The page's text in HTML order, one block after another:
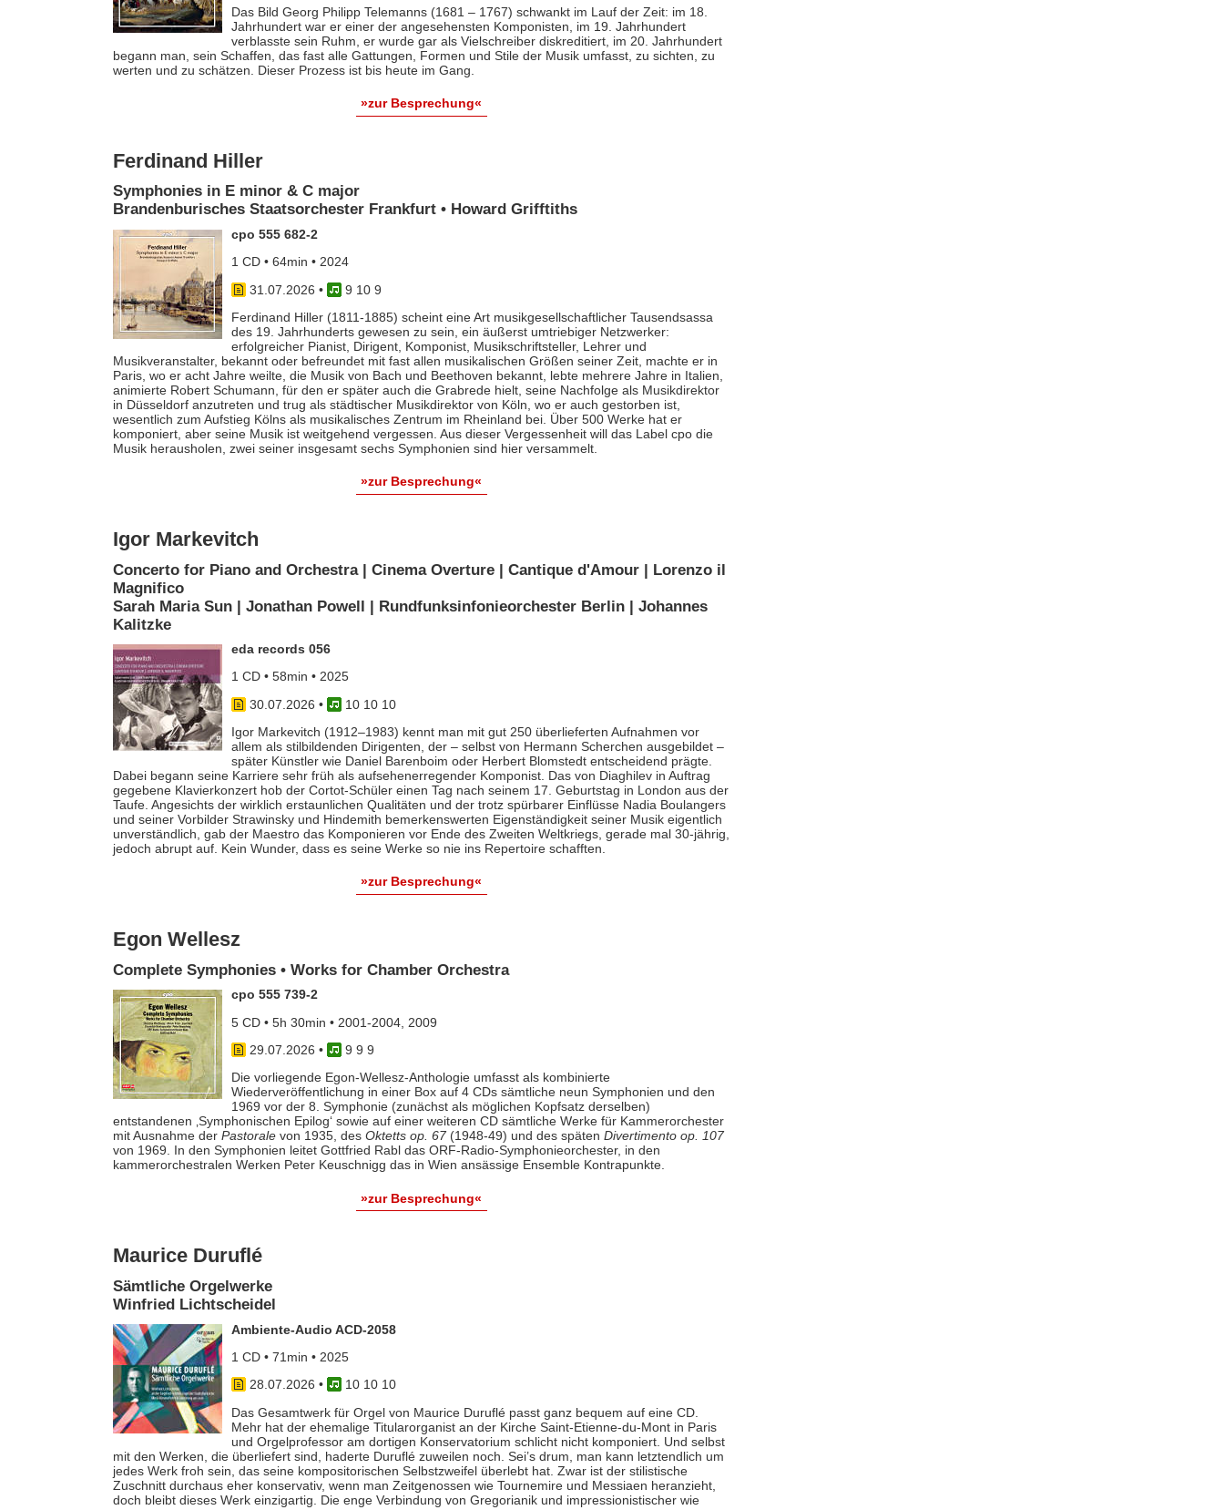
Das Bild Georg Philipp Telemanns (1681 – 1767) schwankt im Lauf der Zeit: im 18.
Jahrhundert war er einer der angesehensten Komponisten, im 19. Jahrhundert
verblasste sein Ruhm, er wurde gar als Vielschreiber diskreditiert, im 20. Jahrhundert
begann man, sein Schaffen, das fast alle Gattungen, Formen und Stile der Musik umfasst, zu sichten, zu
werten und zu schätzen. Dieser Prozess ist bis heute im Gang.
»zur Besprechung«
Ferdinand Hiller
Symphonies in E minor & C major
Brandenburisches Staatsorchester Frankfurt • Howard Grifftiths
cpo 555 682-2
1 CD • 64min • 2024
31.07.2026 •
9 10 9
Ferdinand Hiller (1811-1885) scheint eine Art musikgesellschaftlicher Tausendsassa
des 19. Jahrhunderts gewesen zu sein, ein äußerst umtriebiger Netzwerker:
erfolgreicher Pianist, Dirigent, Komponist, Musikschriftsteller, Lehrer und
Musikveranstalter, bekannt oder befreundet mit fast allen musikalischen Größen seiner Zeit, machte er in
Paris, wo er acht Jahre weilte, die Musik von Bach und Beethoven bekannt, lebte mehrere Jahre in Italien,
animierte Robert Schumann, für den er später auch die Grabrede hielt, seine Nachfolge als Musikdirektor
in Düsseldorf anzutreten und trug als städtischer Musikdirektor von Köln, wo er auch gestorben ist,
wesentlich zum Aufstieg Kölns als musikalisches Zentrum im Rheinland bei. Über 500 Werke hat er
komponiert, aber seine Musik ist weitgehend vergessen. Aus dieser Vergessenheit will das Label cpo die
Musik herausholen, zwei seiner insgesamt sechs Symphonien sind hier versammelt.
»zur Besprechung«
Igor Markevitch
Concerto for Piano and Orchestra | Cinema Overture | Cantique d'Amour | Lorenzo il
Magnifico
Sarah Maria Sun | Jonathan Powell | Rundfunksinfonieorchester Berlin | Johannes
Kalitzke
eda records 056
1 CD • 58min • 2025
30.07.2026 •
10 10 10
Igor Markevitch (1912–1983) kennt man mit gut 250 überlieferten Aufnahmen vor
allem als stilbildenden Dirigenten, der – selbst von Hermann Scherchen ausgebildet –
später Künstler wie Daniel Barenboim oder Herbert Blomstedt entscheidend prägte.
Dabei begann seine Karriere sehr früh als aufsehenerregender Komponist. Das von Diaghilev in Auftrag
gegebene Klavierkonzert hob der Cortot-Schüler einen Tag nach seinem 17. Geburtstag in London aus der
Taufe. Angesichts der wirklich erstaunlichen Qualitäten und der trotz spürbarer Einflüsse Nadia Boulangers
und seiner Vorbilder Strawinsky und Hindemith bemerkenswerten Eigenständigkeit seiner Musik eigentlich
unverständlich, gab der Maestro das Komponieren vor Ende des Zweiten Weltkriegs, gerade mal 30-jährig,
jedoch abrupt auf. Kein Wunder, dass es seine Werke so nie ins Repertoire schafften.
»zur Besprechung«
Egon Wellesz
Complete Symphonies • Works for Chamber Orchestra
cpo 555 739-2
5 CD • 5h 30min • 2001-2004, 2009
29.07.2026 •
9 9 9
Die vorliegende Egon-Wellesz-Anthologie umfasst als kombinierte
Wiederveröffentlichung in einer Box auf 4 CDs sämtliche neun Symphonien und den
1969 vor der 8. Symphonie (zunächst als möglichen Kopfsatz derselben)
entstandenen ‚Symphonischen Epilog‘ sowie auf einer weiteren CD sämtliche Werke für Kammerorchester
mit Ausnahme der Pastoralevon 1935, des Oktetts op. 67(1948-49) und des späten Divertimento op. 107
von 1969. In den Symphonien leitet Gottfried Rabl das ORF-Radio-Symphonieorchester, in den
kammerorchestralen Werken Peter Keuschnigg das in Wien ansässige Ensemble Kontrapunkte.
»zur Besprechung«
Maurice Duruflé
Sämtliche Orgelwerke
Winfried Lichtscheidel
Ambiente-Audio ACD-2058
1 CD • 71min • 2025
28.07.2026 •
10 10 10
Das Gesamtwerk für Orgel von Maurice Duruflé passt ganz bequem auf eine CD.
Mehr hat der ehemalige Titularorganist an der Kirche Saint-Etienne-du-Mont in Paris
und Orgelprofessor am dortigen Konservatorium schlicht nicht komponiert. Und selbst
mit den Werken, die überliefert sind, haderte Duruflé zuweilen noch. Sei’s drum, man kann letztendlich um
jedes Werk froh sein, das seine kompositorischen Selbstzweifel überlebt hat. Zwar ist der stilistische
Zuschnitt durchaus eher konservativ, wenn man Zeitgenossen wie Tournemire und Messiaen heranzieht,
doch bleibt dieses Werk einzigartig. Die enge Verbindung von Gregorianik und impressionistischer wie